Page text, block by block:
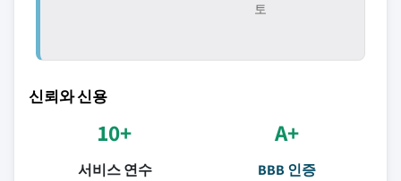
토
신뢰와 신용
10+
서비스 연수
A+
BBB 인증